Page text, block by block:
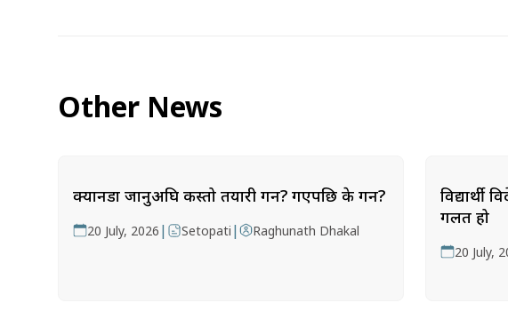
Other News
क्यानडा जानुअघि कस्तो तयारी गर्ने? गएपछि के गर्ने?
20 July, 2026 | Setopati | Raghunath Dhakal
विद्यार्थी
गलत हो
20 July,